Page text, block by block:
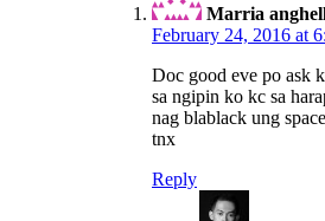
Marria
February 24, 2016 at
Doc good eve po ask
sa ngipin ko kc sa
nag blablack ung
tnx
Reply